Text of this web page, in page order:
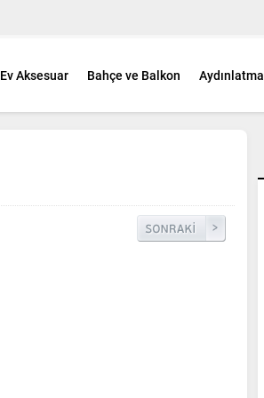
Ev Aksesuar Bahçe ve Balkon Aydınlatma